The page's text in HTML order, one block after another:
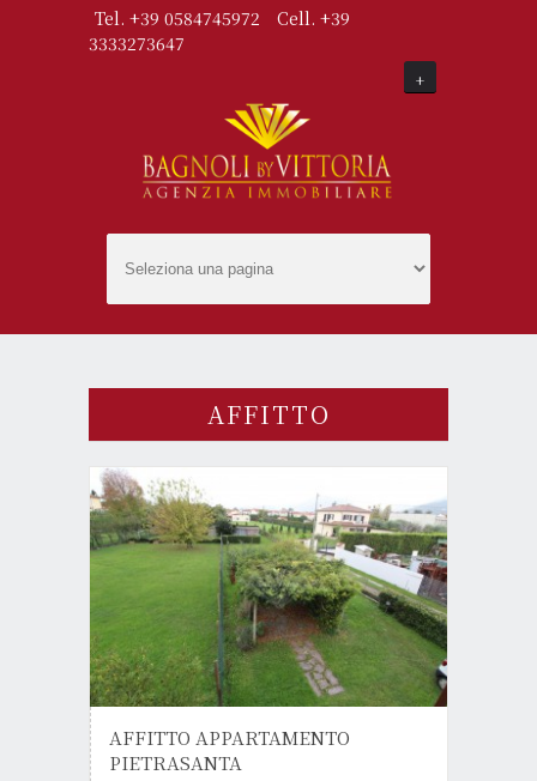
Tel. +39 0584745972
Cell. +39
3333273647
+
AFFITTO
AFFITTO APPARTAMENTO
PIETRASANTA